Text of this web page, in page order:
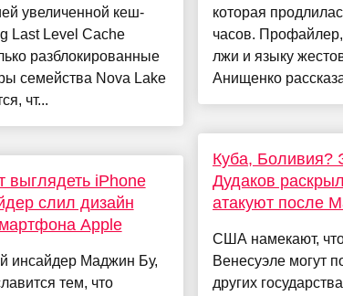
увеличенной кеш-
Last Level Cache
разблокированные
семейства Nova Lake
чт...
выглядеть iPhone
слил дизайн
Apple
инсайдер Маджин Бу,
тем, что
которая
часов. Профайлер,
лжи и языку
Анищенко
Куба, Боливия?
Дудаков
атакуют после
США намекают,
Венесуэле могут
других